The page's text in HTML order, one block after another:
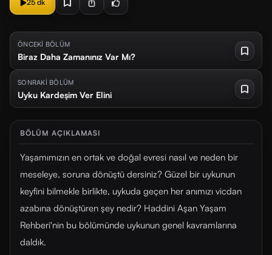
25 dk
ÖNCEKİ BÖLÜM
Biraz Daha Zamanınız Var Mı?
SONRAKİ BÖLÜM
Uyku Kardeşim Ver Elini
BÖLÜM AÇIKLAMASI
Yaşamımızın en ortak ve doğal evresi nasıl ve neden bir
meseleye, soruna dönüştü dersiniz? Güzel bir uykunun
keyfini bilmekle birlikte, uykuda geçen her anımızı vicdan
azabına dönüştüren şey nedir? Haddini Aşan Yaşam
Rehberi'nin bu bölümünde uykunun genel kavramlarına
daldık.